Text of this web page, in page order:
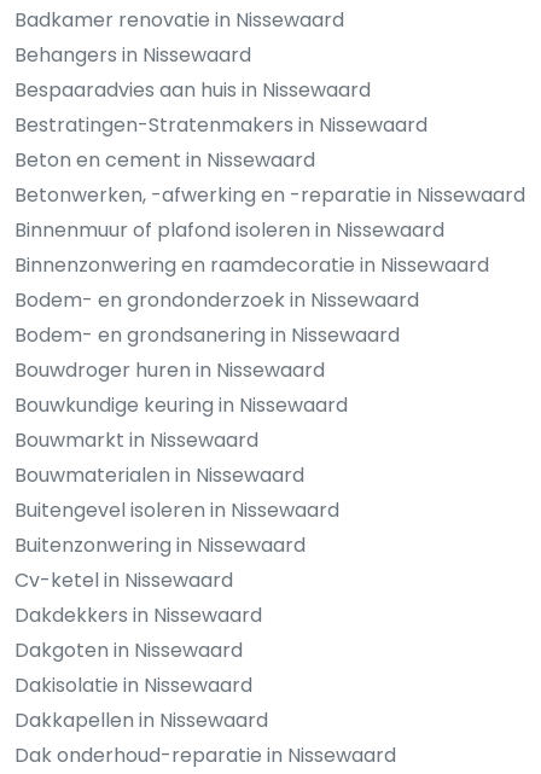
Badkamer renovatie in Nissewaard
Behangers in Nissewaard
Bespaaradvies aan huis in Nissewaard
Bestratingen-Stratenmakers in Nissewaard
Beton en cement in Nissewaard
Betonwerken, -afwerking en -reparatie in Nissewaard
Binnenmuur of plafond isoleren in Nissewaard
Binnenzonwering en raamdecoratie in Nissewaard
Bodem- en grondonderzoek in Nissewaard
Bodem- en grondsanering in Nissewaard
Bouwdroger huren in Nissewaard
Bouwkundige keuring in Nissewaard
Bouwmarkt in Nissewaard
Bouwmaterialen in Nissewaard
Buitengevel isoleren in Nissewaard
Buitenzonwering in Nissewaard
Cv-ketel in Nissewaard
Dakdekkers in Nissewaard
Dakgoten in Nissewaard
Dakisolatie in Nissewaard
Dakkapellen in Nissewaard
Dak onderhoud-reparatie in Nissewaard